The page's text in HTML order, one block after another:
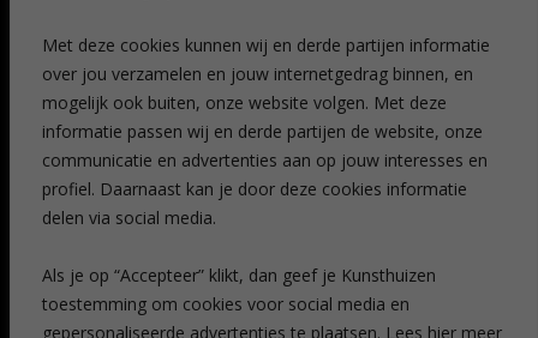
Met deze cookies kunnen wij en derde partijen informatie
over jou verzamelen en jouw internetgedrag binnen, en
mogelijk ook buiten, onze website volgen. Met deze
informatie passen wij en derde partijen de website, onze
communicatie en advertenties aan op jouw interesses en
profiel. Daarnaast kan je door deze cookies informatie
delen via social media.
Als je op “Accepteer” klikt, dan geef je Kunsthuizen
toestemming om cookies voor social media en
gepersonaliseerde advertenties te plaatsen. Lees hier meer
Leiden
Amsterdam
Breda
Favorieten
Mijn art alert
NIEUWSBRIEF